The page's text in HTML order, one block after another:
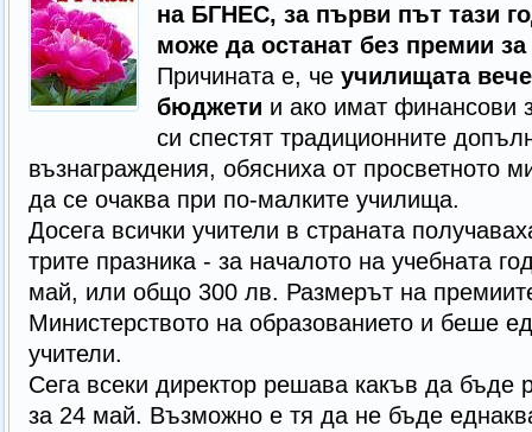
на БГНЕС, за първи път тази
може да останат без премии
Причината е, че училищата
бюджети и ако имат финансови
си спестят традиционните
възнаграждения, обясниха от просветното
да се очаква при по-малките училища.
Досега всички учители в страната
трите празника - за началото на учебната
май, или общо 300 лв. Размерът на
Министерството на образованието и беше
учители.
Сега всеки директор решава какъв да бъде
за 24 май. Възможно е тя да не бъде